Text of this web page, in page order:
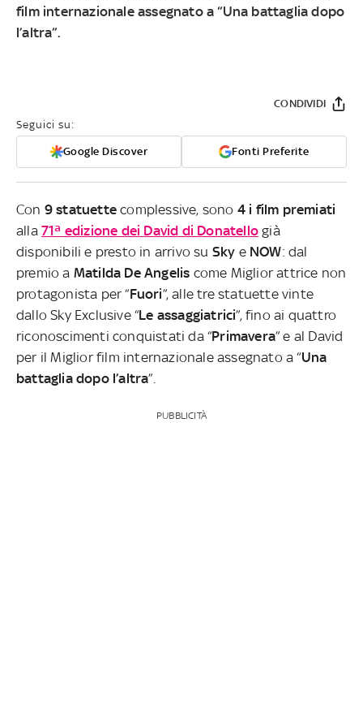
film internazionale assegnato a “Una battaglia dopo
l’altra”.
Seguici su:
Google Discover Fonti Preferite
CONDIVIDI
Con 9 statuette complessive, sono 4 i film premiati
alla 71ª edizione dei David di Donatello già
disponibili e presto in arrivo su Sky e NOW: dal
premio a Matilda De Angelis come Miglior attrice non
protagonista per “Fuori”, alle tre statuette vinte
dallo Sky Exclusive “Le assaggiatrici”, fino ai quattro
riconoscimenti conquistati da “Primavera” e al David
per il Miglior film internazionale assegnato a “Una
battaglia dopo l’altra”.
PUBBLICITÀ